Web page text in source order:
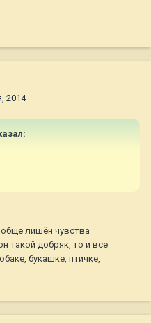
2014
лишён чувства
такой добряк, то и все
букашке, птичке,